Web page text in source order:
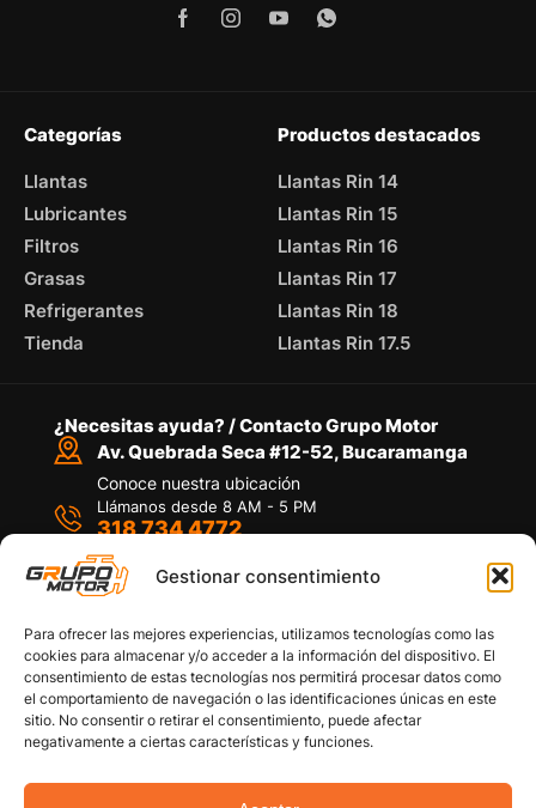
Gestionar consentimiento
Para ofrecer las mejores experiencias, utilizamos tecnologías como las
cookies para almacenar y/o acceder a la información del dispositivo. El
consentimiento de estas tecnologías nos permitirá procesar datos como
el comportamiento de navegación o las identificaciones únicas en este
sitio. No consentir o retirar el consentimiento, puede afectar
negativamente a ciertas características y funciones.
Categorías
Llantas
Lubricantes
Filtros
Grasas
Refrigerantes
Tienda
Productos destacados
Llantas Rin 14
Llantas Rin 15
Llantas Rin 16
Llantas Rin 17
Llantas Rin 18
Llantas Rin 17.5
¿Necesitas ayuda? / Contacto Grupo Motor
Av. Quebrada Seca #12-52, Bucaramanga
Conoce nuestra ubicación
Llámanos desde 8 AM - 5 PM
318 734 4772
Por medio de WhatsApp
Políticas de privacidad
Política de devoluciones y/o reembolsos